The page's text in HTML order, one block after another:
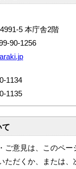
5 本庁舎2階
90-1256
1134
1135
て
ご意見は、このペ
ただくか、または